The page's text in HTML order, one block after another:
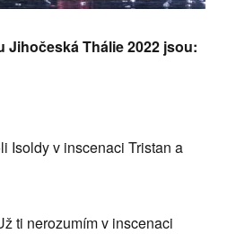
Jihočeská Thálie 2022 jsou:
Isoldy v inscenaci Tristan a
ti nerozumím v inscenaci